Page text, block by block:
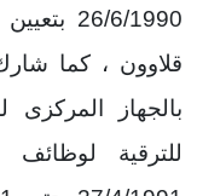
26/6/
قلاوون ، كما شارك
بالجهاز المركزى
للترقية